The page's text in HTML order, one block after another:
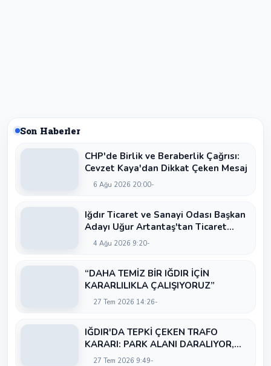
Son Haberler
CHP'de Birlik ve Beraberlik Çağrısı:
Cevzet Kaya'dan Dikkat Çeken Mesaj
6 Ağu 2026 20:00
Iğdır Ticaret ve Sanayi Odası Başkan
Adayı Uğur Artantaş'tan Ticaret
Odası'na Sert Eleştiri: "Nakliyeci
4 Ağu 2026 9:20
“DAHA TEMİZ BİR IĞDIR İÇİN
KARARLILIKLA ÇALIŞIYORUZ”
27 Tem 2026 14:26
IĞDIR'DA TEPKİ ÇEKEN TRAFO
KARARI: PARK ALANI DARALIYOR,
OKUL ÖNÜNDE KAZA RİSKİ İDDİASI
27 Tem 2026 9:49